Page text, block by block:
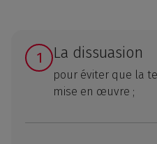
La dissuasion
pour éviter que la
mise en œuvre ;